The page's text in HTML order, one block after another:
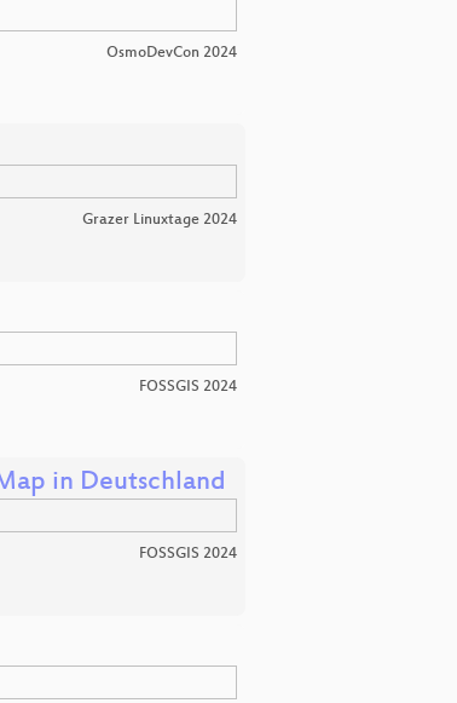
OsmoDevCon 2024
Grazer Linuxtage 2024
FOSSGIS 2024
in Deutschland
FOSSGIS 2024